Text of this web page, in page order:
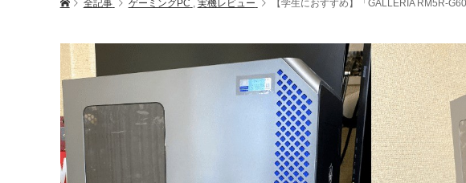
全記事 ゲーミングPC , 実機レビュー 【学生におすすめ】「GALLERIA RM5R-